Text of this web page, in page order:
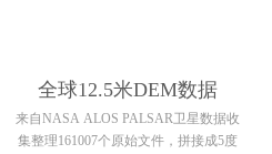
全球12.5米DEM数据
来自NASA ALOS PALSAR卫星数据收
集整理161007个原始文件，拼接成5度